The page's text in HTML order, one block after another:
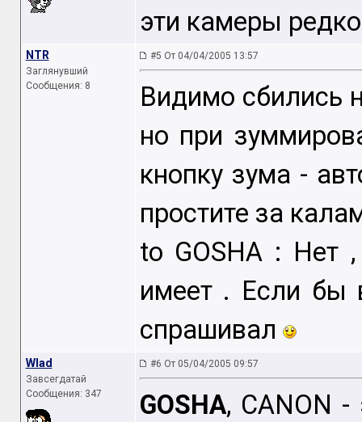
эти камеры
NTR
Заглянувший
Сообщения: 8
#5 От 04/04/2005 13:57
Видимо сбились
но при
кнопку зума -
простите за
to GOSHA : Нет
имеет . Если бы
спрашивал
Wlad
Завсегдатай
Сообщения: 347
#6 От 05/04/2005 09:57
GOSHA, CANON -